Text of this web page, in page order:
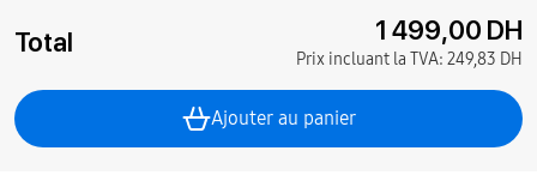
Total 1 499,00 DH
Prix incluant la TVA: 249,83 DH
Ajouter au panier